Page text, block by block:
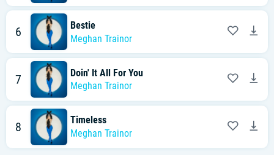
6
Bestie
Meghan Trainor
7
Doin' It All For You
Meghan Trainor
8
Timeless
Meghan Trainor